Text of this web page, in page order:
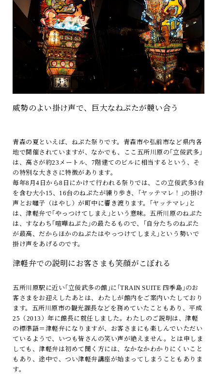
威勢のよい掛け声で、巨大なねぷたが競い合う
青森の夏といえば、ねぷた祭りです。青森市や弘前市など県内各
地で開催されていますが、なかでも、ここ五所川原の｢立佞武多｣
は、高さが約23メートル、7階建てのビルに相当するという、そ
の特別な大きさに特徴があります。
毎年8月4日から8日にかけて行われる祭りでは、この立佞武多3台
を含む大小15、16台のねぷたが練り歩き、｢ヤッテマレ！｣の掛け
声とお囃子（はやし）が町中に響き渡ります。｢ヤッテマレ｣と
は、津軽弁で｢やっつけてしまえ｣という意味。五所川原のねぷた
は、すなわち｢喧嘩ねぷた｣の最たるもので、｢自分たちのねぷた
が最高、だからほかのねぷたはやっつけてしまえ｣という勢いで
掛け声をあげるのです。
津軽弁での説明にお客さまも笑顔がこぼれる
五所川原駅に近い｢立佞武多の館｣に｢TRAIN SUITE 四季島｣のお
客さまをお迎えしたあとは、わたしが館内をご案内いたしており
ます。五所川原市の観光課長などを務めていたこともあり、平成
25（2013）年に館長に就任しました。わたしのご説明は、津軽
の標準語＝津軽弁になりますが、お客さまにも楽しんでいただい
ているようで、いつも皆さんの笑い声が絶えません。とは申しま
しても、津軽弁は初めて聞く方には、なかなかわかりにくいこと
もあり、途中で、つい津軽弁講座が始まってしまうこともありま
す。